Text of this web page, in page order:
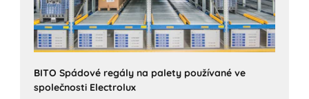
BITO Spádové regály na palety používané ve
společnosti Electrolux